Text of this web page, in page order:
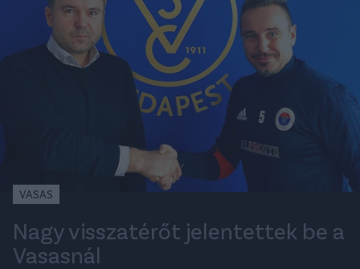
VASAS
Nagy visszatérőt jelentettek be a
Vasasnál